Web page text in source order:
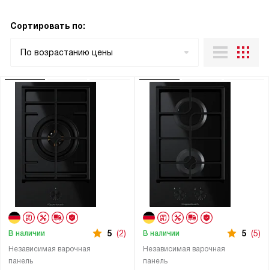
Сортировать по:
По возрастанию цены
Независимая варочная
панель
В наличии 5 (2)
Независимая варочная
панель
В наличии 5 (5)